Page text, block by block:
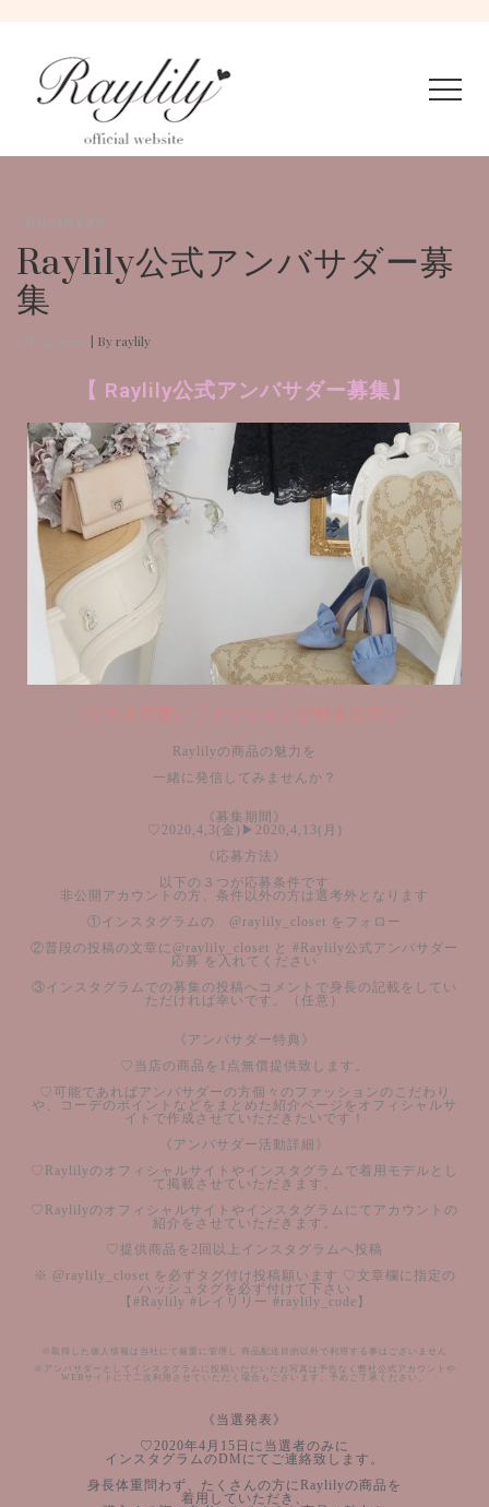
Raylily公式アンバサダー募
集
| By raylily
【 Raylily公式アンバサダー募集】
Raylilyの商品の魅力を
一緒に発信してみませんか？
《募集期間》
♡2020,4,3(金)▶︎2020,4,13(月)
《応募方法》
以下の３つが応募条件です
非公開アカウントの方、条件以外の方は選考外となります
①インスタグラムの @raylily_closet をフォロー
②普段の投稿の文章に@raylily_closet と #Raylily公式アンバサダー
応募 を入れてください
③インスタグラムでの募集の投稿へコメントで身長の記載をしてい
ただければ幸いです。（任意）
《アンバサダー特典》
♡当店の商品を1点無償提供致します。
♡可能であればアンバサダーの方個々のファッションのこだわり
や、コーデのポイントなどをまとめた紹介ページをオフィシャルサ
イトで作成させていただきたいです！
《アンバサダー活動詳細》
♡Raylilyのオフィシャルサイトやインスタグラムで着用モデルとし
て掲載させていただきます。
♡Raylilyのオフィシャルサイトやインスタグラムにてアカウントの
紹介をさせていただきます。
♡提供商品を2回以上インスタグラムへ投稿
※ @raylily_closet を必ずタグ付け投稿願います ♡文章欄に指定の
ハッシュタグを必ず付けて下さい
【#Raylily #レイリリー #raylily_code】
※取得した個人情報は当社にて厳重に管理し 商品配送目的以外で利用する事はございません
※アンバサダーとしてインスタグラムに投稿いただいたお写真は予告なく弊社公式アカウントや
WEBサイトにて二次利用させていただく場合もございます。予めご了承ください。
《当選発表》
♡2020年4月15日に当選者のみに
インスタグラムのDMにてご連絡致します。
身長体重問わず、たくさんの方にRaylilyの商品を
着用していただき、